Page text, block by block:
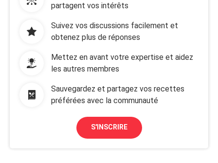
partagent vos intérêts
Suivez vos discussions facilement et
obtenez plus de réponses
Mettez en avant votre expertise et aidez
les autres membres
Sauvegardez et partagez vos recettes
préférées avec la communauté
S'INSCRIRE